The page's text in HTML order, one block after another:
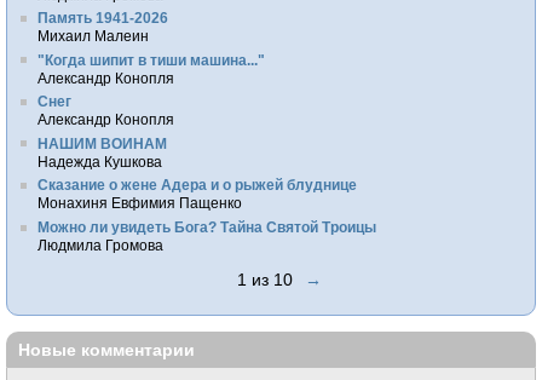
Память 1941-2026
Михаил Малеин
"Когда шипит в тиши машина..."
Александр Конопля
Снег
Александр Конопля
НАШИМ ВОИНАМ
Надежда Кушкова
Сказание о жене Адера и о рыжей блуднице
Монахиня Евфимия Пащенко
Можно ли увидеть Бога? Тайна Святой Троицы
Людмила Громова
1 из 10 →
Новые комментарии